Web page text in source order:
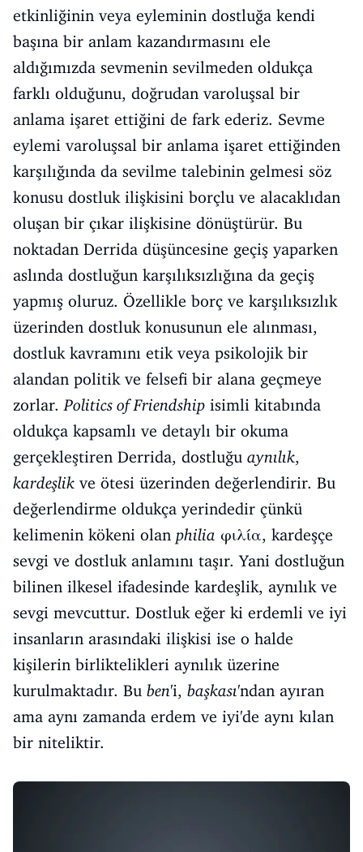
etkinliğinin veya eyleminin dostluğa kendi
başına bir anlam kazandırmasını ele
aldığımızda sevmenin sevilmeden oldukça
farklı olduğunu, doğrudan varoluşsal bir
anlama işaret ettiğini de fark ederiz. Sevme
eylemi varoluşsal bir anlama işaret ettiğinden
karşılığında da sevilme talebinin gelmesi söz
konusu dostluk ilişkisini borçlu ve alacaklıdan
oluşan bir çıkar ilişkisine dönüştürür. Bu
noktadan Derrida düşüncesine geçiş yaparken
aslında dostluğun karşılıksızlığına da geçiş
yapmış oluruz. Özellikle borç ve karşılıksızlık
üzerinden dostluk konusunun ele alınması,
dostluk kavramını etik veya psikolojik bir
alandan politik ve felsefi bir alana geçmeye
zorlar.Politics of Friendship isimli kitabında
oldukça kapsamlı ve detaylı bir okuma
gerçekleştiren Derrida, dostluğu aynılık,
kardeşlik ve ötesi üzerinden değerlendirir. Bu
değerlendirme oldukça yerindedir çünkü
kelimenin kökeni olan philia φιλία, kardeşçe
sevgi ve dostluk anlamını taşır. Yani dostluğun
bilinen ilkesel ifadesinde kardeşlik, aynılık ve
sevgi mevcuttur. Dostluk eğer ki erdemli ve iyi
insanların arasındaki ilişkisi ise o halde
kişilerin birliktelikleri aynılık üzerine
kurulmaktadır. Bu ben'i, başkası'ndan ayıran
ama aynı zamanda erdem ve iyi'de aynı kılan
bir niteliktir.